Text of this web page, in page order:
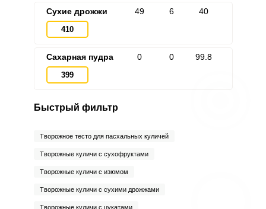
Сухие дрожжи
410
49 6 40
Сахарная пудра
399
0 0 99.8
Быстрый фильтр
Творожное тесто для пасхальных куличей
Творожные куличи с сухофруктами
Творожные куличи с изюмом
Творожные куличи с сухими дрожжами
Творожные куличи с цукатами